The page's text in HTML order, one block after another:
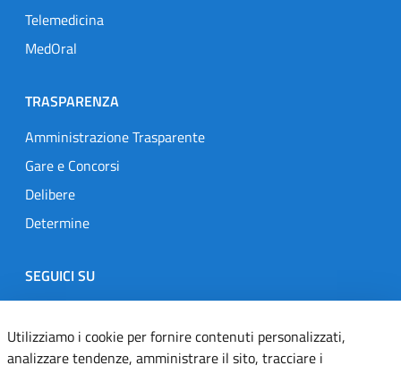
Telemedicina
MedOral
TRASPARENZA
Amministrazione Trasparente
Gare e Concorsi
Delibere
Determine
SEGUICI SU
Designers Italia
TwitterInstagramYoutubeLinkedin
Utilizziamo i cookie per fornire contenuti personalizzati,
analizzare tendenze, amministrare il sito, tracciare i